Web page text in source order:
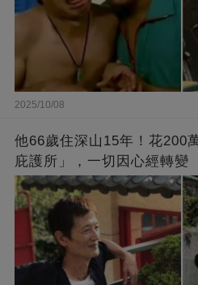
2025/10/08
他66歲住深山15年！花200
庇護所」，一切因心經轉變